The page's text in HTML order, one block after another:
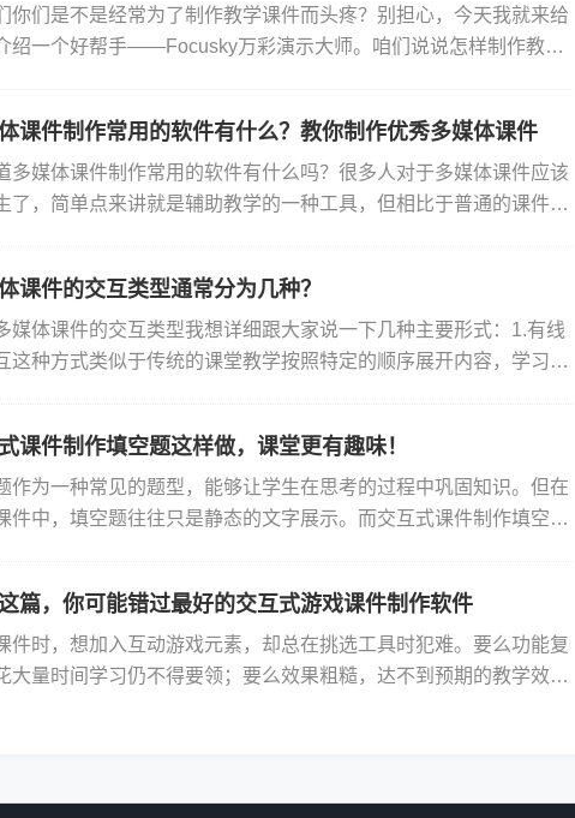
你们是不是经常为了制作教学课件而头疼？别担心，今天我就来给
绍一个好帮手——Focusky万彩演示大师。咱们说说怎样制作教学
课件制作常用的软件有什么？教你制作优秀多媒体课件
多媒体课件制作常用的软件有什么吗？很多人对于多媒体课件应该
了，简单点来讲就是辅助教学的一种工具，但相比于普通的课件却
课件的交互类型通常分为几种？
媒体课件的交互类型我想详细跟大家说一下几种主要形式：1.有线
这种方式类似于传统的课堂教学按照特定的顺序展开内容，学习者
课件制作填空题这样做，课堂更有趣味！
作为一种常见的题型，能够让学生在思考的过程中巩固知识。但在
件中，填空题往往只是静态的文字展示。而交互式课件制作填空题
篇，你可能错过最好的交互式游戏课件制作软件
件时，想加入互动游戏元素，却总在挑选工具时犯难。要么功能复
大量时间学习仍不得要领；要么效果粗糙，达不到预期的教学效